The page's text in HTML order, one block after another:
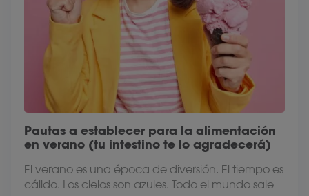
Pautas a establecer para la alimentación
en verano (tu intestino te lo agradecerá)
El verano es una época de diversión. El tiempo es
cálido. Los cielos son azules. Todo el mundo sale